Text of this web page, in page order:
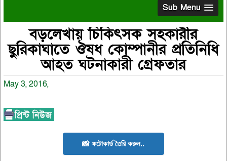
Sub Menu
বড়লেখায় চিকিৎসক সহকারীর
ছুরিকাঘাতে ঔষধ কোম্পানীর প্রতিনিধি
আহত ঘটনাকারী গ্রেফতার
May 3, 2016,
📸 ফটোকার্ড তৈরি করুন..